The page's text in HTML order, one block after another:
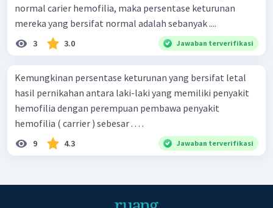
normal carier hemofilia, maka persentase keturunan
mereka yang bersifat normal adalah sebanyak ....
3 3.0 Jawaban terverifikasi
Kemungkinan persentase keturunan yang bersifat letal
hasil pernikahan antara laki-laki yang memiliki penyakit
hemofilia dengan perempuan pembawa penyakit
hemofilia ( carrier ) sebesar . . . .
9 4.3 Jawaban terverifikasi